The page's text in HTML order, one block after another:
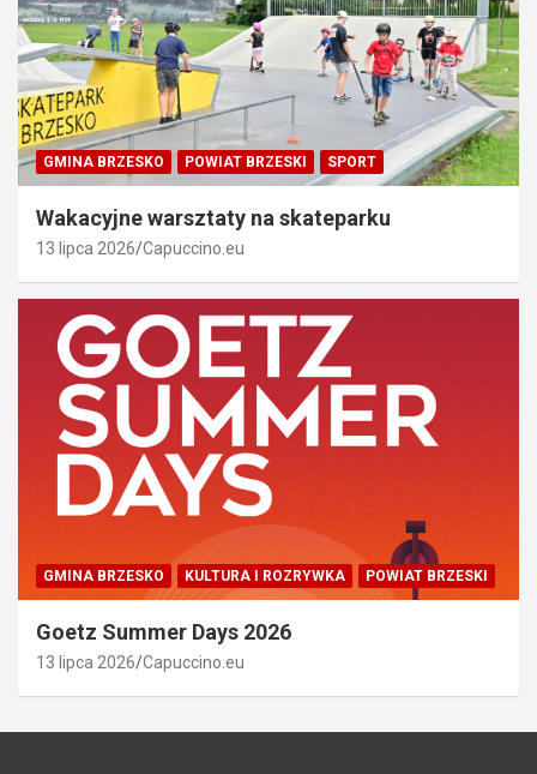
GMINA BRZESKO POWIAT BRZESKI SPORT
Wakacyjne warsztaty na skateparku
13 lipca 2026 Capuccino.eu
GMINA BRZESKO KULTURA I ROZRYWKA POWIAT BRZESKI
Goetz Summer Days 2026
13 lipca 2026 Capuccino.eu